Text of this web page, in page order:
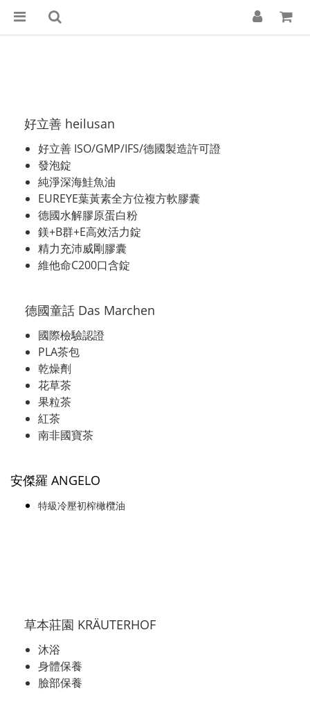
好立善 heilusan
好立善 ISO/GMP/IFS/德國製造許可證
發泡錠
純淨深海鮭魚油
EUREYE葉黃素全方位複方軟膠囊
德國水解膠原蛋白粉
鎂+B群+E高效活力錠
精力充沛威剛膠囊
維他命C200口含錠
德國童話 Das Marchen
國際檢驗認證
PLA茶包
乾燥劑
花草茶
果粒茶
紅茶
南非國寶茶
安傑羅 ANGELO
特級冷壓初榨橄欖油
草本莊園 KRÄUTERHOF
沐浴
身體保養
臉部保養